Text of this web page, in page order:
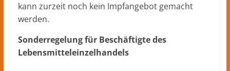
kann zurzeit noch kein Impfangebot gemacht
werden.
Sonderregelung für Beschäftigte des
Lebensmitteleinzelhandels